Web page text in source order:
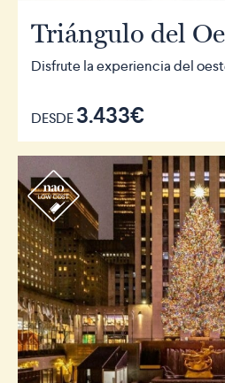
Triángulo del
Disfrute la experiencia del
DESDE3.433€
r